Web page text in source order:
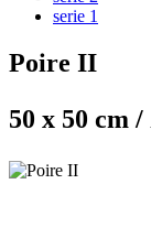
serie 1
Poire II
50 x 50 cm /